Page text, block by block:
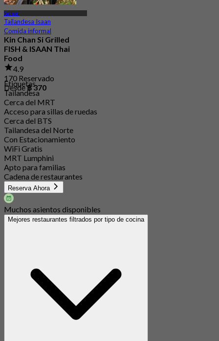
Sathon
Tailandesa Isaan
Comida informal
Kin Chan Si Grilled
FISH & ISAAN Thai
Food
4.9
170 Reservado
Desde฿ 370
Etiquetas
Tailandesa
Cerca del MRT
Acceso para sillas de ruedas
Cerca del BTS
Tailandesa del Norte
Con Estacionamiento
WiFi Gratis
MRT Lumphini
Apto para familias
Cadena de restaurantes
Reserva Ahora
Muchos asientos disponibles
Mejores restaurantes filtrados por tipo de cocina